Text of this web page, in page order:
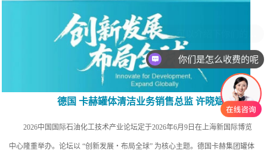
德国 卡赫罐体清洁业务销售总监 许晓斌
2026中国国际石油化工技术产业论坛定于2026年6月9日在上海新国际博览
中心隆重举办。论坛以 “创新发展・布局全球” 为核心主题。德国卡赫集团罐体
你们是怎么收费的呢